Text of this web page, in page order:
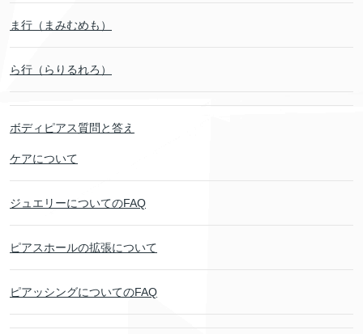
ま行（まみむめも）
ら行（らりるれろ）
ボディピアス質問と答え
ケアについて
ジュエリーについてのFAQ
ピアスホールの拡張について
ピアッシングについてのFAQ